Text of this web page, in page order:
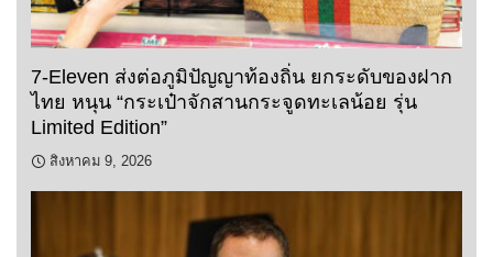
7-Eleven ส่งต่อภูมิปัญญาท้องถิ่น ยกระดับของฝาก
ไทย หนุน “กระเป๋าจักสานกระจูดทะเลน้อย รุ่น
Limited Edition”
สิงหาคม 9, 2026